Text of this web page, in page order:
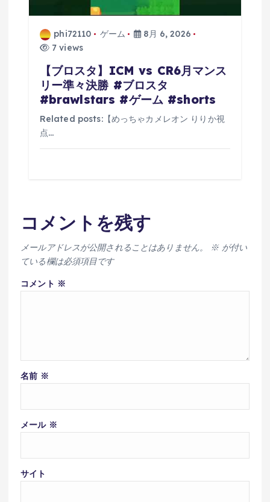
phi72110 ゲーム
8月 6, 2026
7 views
【ブロスタ】ICM vs CR6月マンス
リー準々決勝 #ブロスタ
#brawlstars #ゲーム #shorts
Related posts:【めっちゃカメレオン りりか視
点…
コメントを残す
メールアドレスが公開されることはありません。 ※が付い
ている欄は必須項目です
コメント ※
名前 ※
メール ※
サイト